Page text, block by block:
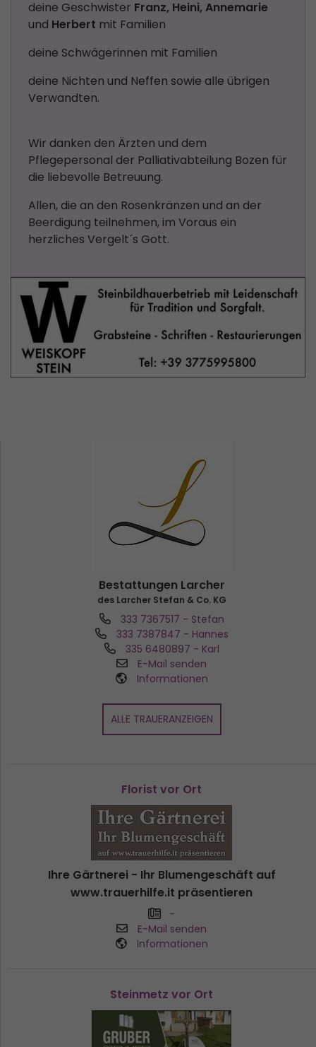
deine Geschwister Franz, Heini, Annemarie
und Herbert mit Familien
deine Schwägerinnen mit Familien
deine Nichten und Neffen sowie alle übrigen
Verwandten.
Wir danken den Ärzten und dem
Pflegepersonal der Palliativabteilung Bozen für
die liebevolle Betreuung.
Allen, die an den Rosenkränzen und an der
Beerdigung teilnehmen, im Voraus ein
herzliches Vergelt´s Gott.
Bestattungen Larcher
des Larcher Stefan & Co. KG
333 7367517 - Stefan
333 7387847 - Hannes
335 6480897 - Karl
E-Mail senden
Informationen
ALLE TRAUERANZEIGEN
Florist vor Ort
Ihre Gärtnerei - Ihr Blumengeschäft auf
www.trauerhilfe.it präsentieren
-
E-Mail senden
Informationen
Steinmetz vor Ort